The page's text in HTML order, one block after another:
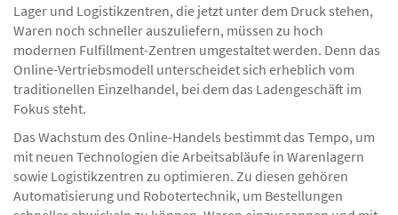
Lager und Logistikzentren, die jetzt unter dem Druck stehen,
Waren noch schneller auszuliefern, müssen zu hoch
modernen Fulfillment-Zentren umgestaltet werden. Denn das
Online-Vertriebsmodell unterscheidet sich erheblich vom
traditionellen Einzelhandel, bei dem das Ladengeschäft im
Fokus steht.
Das Wachstum des Online-Handels bestimmt das Tempo, um
mit neuen Technologien die Arbeitsabläufe in Warenlagern
sowie Logistikzentren zu optimieren. Zu diesen gehören
Automatisierung und Robotertechnik, um Bestellungen